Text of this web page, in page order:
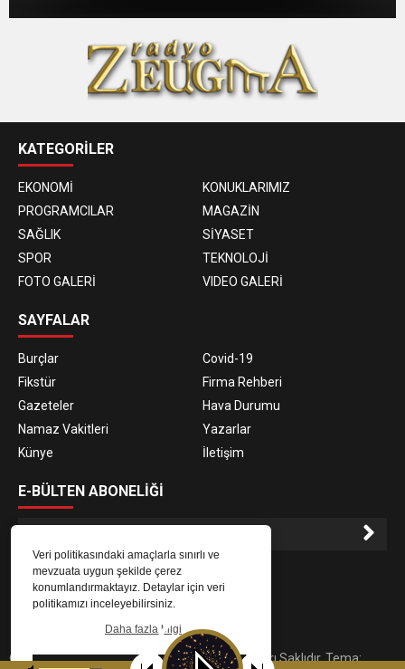
Veri politikasındaki amaçlarla sınırlı ve
mevzuata uygun şekilde çerez
konumlandırmaktayız. Detaylar için veri
politikamızı inceleyebilirsiniz.
Daha fazla bilgi
KATEGORİLER
EKONOMİ
KONUKLARIMIZ
PROGRAMCILAR
MAGAZİN
SAĞLIK
SİYASET
SPOR
TEKNOLOJİ
FOTO GALERİ
VIDEO GALERİ
SAYFALAR
Burçlar
Covid-19
Fikstür
Firma Rehberi
Gazeteler
Hava Durumu
Namaz Vakitleri
Yazarlar
Künye
İletişim
E-BÜLTEN ABONELİĞİ
E-Bülten aboneliği ile haberlere daha hızlı erişin.
© 2023Gaziantep Radyo Zeugma. Tüm Hakları Saklıdır. Tema: